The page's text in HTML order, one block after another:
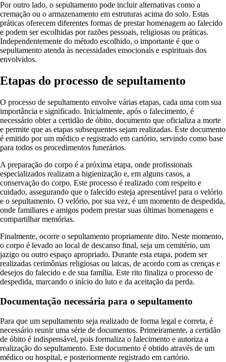
Por outro lado, o sepultamento pode incluir alternativas como a
cremação ou o armazenamento em estruturas acima do solo. Estas
práticas oferecem diferentes formas de prestar homenagem ao falecido
e podem ser escolhidas por razões pessoais, religiosas ou práticas.
Independentemente do método escolhido, o importante é que o
sepultamento atenda às necessidades emocionais e espirituais dos
envolvidos.
Etapas do processo de sepultamento
O processo de sepultamento envolve várias etapas, cada uma com sua
importância e significado. Inicialmente, após o falecimento, é
necessário obter a certidão de óbito, documento que oficializa a morte
e permite que as etapas subsequentes sejam realizadas. Este documento
é emitido por um médico e registrado em cartório, servindo como base
para todos os procedimentos funerários.
A preparação do corpo é a próxima etapa, onde profissionais
especializados realizam a higienização e, em alguns casos, a
conservação do corpo. Este processo é realizado com respeito e
cuidado, assegurando que o falecido esteja apresentável para o velório
e o sepultamento. O velório, por sua vez, é um momento de despedida,
onde familiares e amigos podem prestar suas últimas homenagens e
compartilhar memórias.
Finalmente, ocorre o sepultamento propriamente dito. Neste momento,
o corpo é levado ao local de descanso final, seja um cemitério, um
jazigo ou outro espaço apropriado. Durante esta etapa, podem ser
realizadas cerimônias religiosas ou laicas, de acordo com as crenças e
desejos do falecido e de sua família. Este rito finaliza o processo de
despedida, marcando o início do luto e da aceitação da perda.
Documentação necessária para o sepultamento
Para que um sepultamento seja realizado de forma legal e correta, é
necessário reunir uma série de documentos. Primeiramente, a certidão
de óbito é indispensável, pois formaliza o falecimento e autoriza a
realização do sepultamento. Este documento é obtido através de um
médico ou hospital, e posteriormente registrado em cartório.